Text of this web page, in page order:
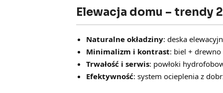
Elewacja domu – trendy
Naturalne okładziny: deska
Minimalizm i kontrast: biel +
Trwałość i serwis: powłoki
Efektywność: system ocieplenia z